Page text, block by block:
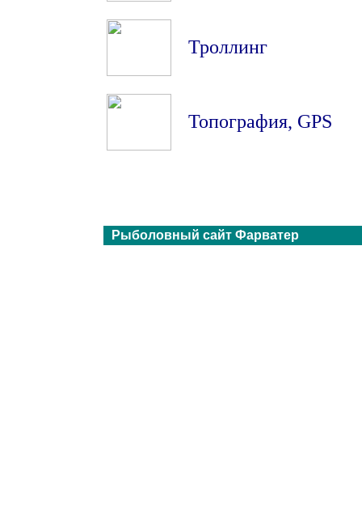
Троллинг
Топография, GPS
Рыболовный сайт Фарватер